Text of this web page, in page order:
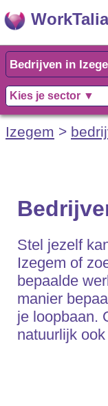
WorkTalia
Izegem >
Stel jezelf
Izegem of
bepaalde
manier
je loopbaan.
natuurlijk ook